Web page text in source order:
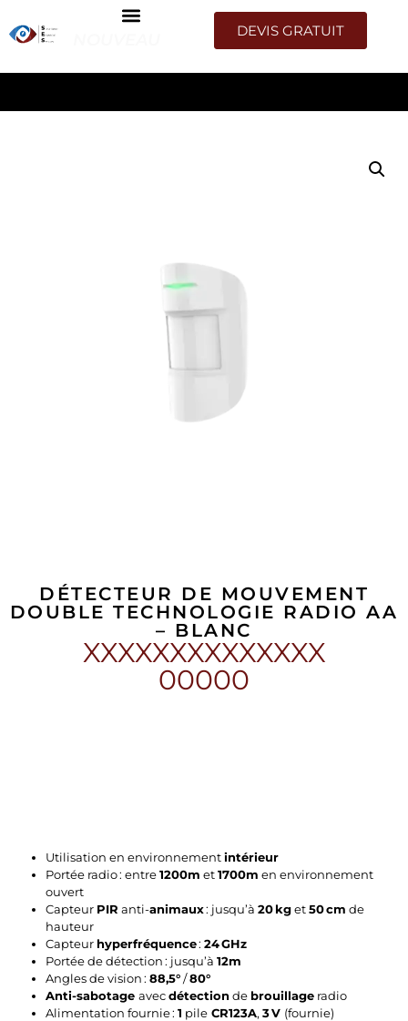
DEVIS GRATUIT
DÉTECTEUR DE MOUVEMENT
DOUBLE TECHNOLOGIE RADIO AA
– BLANC​
XXXXXXXXXXXXXX
00000
Utilisation en environnementintérieur
Portée radio : entre1200m et1700m en environnement
ouvert
Capteur PIR anti-animaux: jusqu’à 20 kget50 cm de
hauteur
Capteur hyperfréquence: 24 GHz
Portée de détection : jusqu’à 12m
Angles de vision : 88,5°/80°
Anti-sabotage avecdétectionde brouillage radio
Alimentation fournie : 1 pile CR123A, 3 V (fournie)